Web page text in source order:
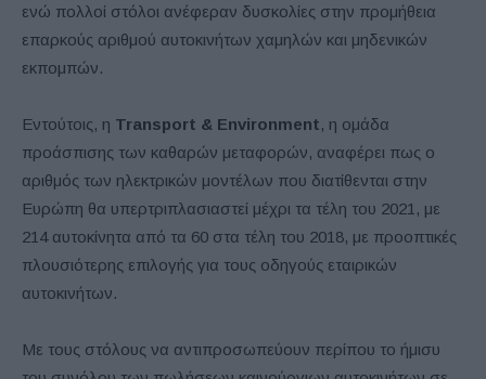
ενώ πολλοί στόλοι ανέφεραν δυσκολίες στην προμήθεια
επαρκούς αριθμού αυτοκινήτων χαμηλών και μηδενικών
εκπομπών.
Εντούτοις, η Transport & Environment, η ομάδα
προάσπισης των καθαρών μεταφορών, αναφέρει πως ο
αριθμός των ηλεκτρικών μοντέλων που διατίθενται στην
Ευρώπη θα υπερτριπλασιαστεί μέχρι τα τέλη του 2021, με
214 αυτοκίνητα από τα 60 στα τέλη του 2018, με προοπτικές
πλουσιότερης επιλογής για τους οδηγούς εταιρικών
αυτοκινήτων.
Με τους στόλους να αντιπροσωπεύουν περίπου το ήμισυ